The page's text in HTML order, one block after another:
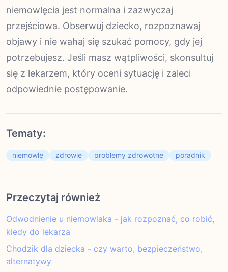
niemowlęcia jest normalna i zazwyczaj
przejściowa. Obserwuj dziecko, rozpoznawaj
objawy i nie wahaj się szukać pomocy, gdy jej
potrzebujesz. Jeśli masz wątpliwości, skonsultuj
się z lekarzem, który oceni sytuację i zaleci
odpowiednie postępowanie.
Tematy:
niemowlę zdrowie problemy zdrowotne poradnik
Przeczytaj również
Odwodnienie u niemowlaka - jak rozpoznać, co robić,
kiedy do lekarza
Chodzik dla dziecka - czy warto, bezpieczeństwo,
alternatywy